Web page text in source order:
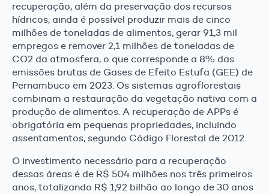
recuperação, além da preservação dos recursos
hídricos, ainda é possível produzir mais de cinco
milhões de toneladas de alimentos, gerar 91,3 mil
empregos e remover 2,1 milhões de toneladas de
CO2 da atmosfera, o que corresponde a 8% das
emissões brutas de Gases de Efeito Estufa (GEE) de
Pernambuco em 2023. Os sistemas agroflorestais
combinam a restauração da vegetação nativa com a
produção de alimentos. A recuperação de APPs é
obrigatória em pequenas propriedades, incluindo
assentamentos, segundo Código Florestal de 2012.
O investimento necessário para a recuperação
dessas áreas é de R$ 504 milhões nos três primeiros
anos, totalizando R$ 1,92 bilhão ao longo de 30 anos